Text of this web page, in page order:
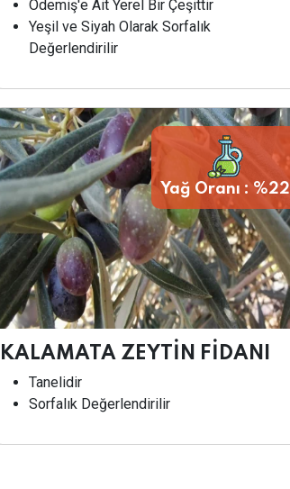
Ödemiş'e Ait Yerel Bir Çeşittir
Yeşil ve Siyah Olarak Sorfalık
Değerlendirilir
Yağ Oranı : %22
KALAMATA ZEYTİN FİDANI
Tanelidir
Sorfalık Değerlendirilir